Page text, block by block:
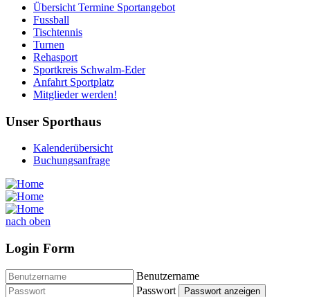
Übersicht Termine Sportangebot
Fussball
Tischtennis
Turnen
Rehasport
Sportkreis Schwalm-Eder
Anfahrt Sportplatz
Mitglieder werden!
Unser Sporthaus
Kalenderübersicht
Buchungsanfrage
nach oben
Login Form
Benutzername
Passwort
Passwort anzeigen